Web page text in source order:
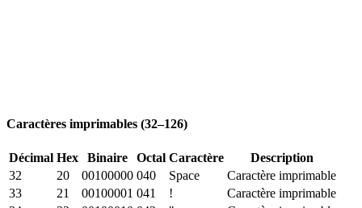
Caractères imprimables (32–126)
Décimal Hex Binaire Octal Caractère
Description
32
20 00100000 040 Space
Caractère imprimable
33
21 00100001 041 !
Caractère imprimable